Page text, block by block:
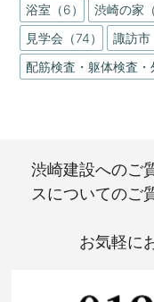
浴室（6）
渋崎の家
見学会（74）
諏訪市
配筋検査・躯体検査・
渋崎建設へのご
スについてのご
お気軽に